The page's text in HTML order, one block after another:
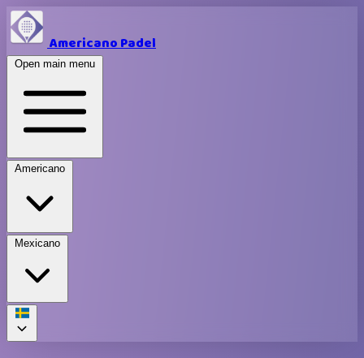
Americano Padel
Open main menu
Americano
Mexicano